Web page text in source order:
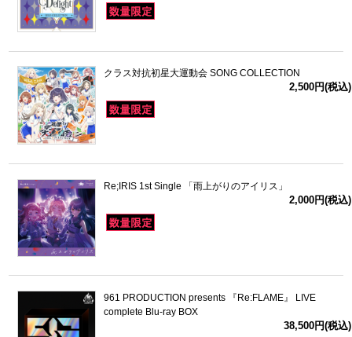
クラス対抗初星大運動会 SONG COLLECTION
2,500円(税込)
Re;IRIS 1st Single 「雨上がりのアイリス」
2,000円(税込)
961 PRODUCTION presents 『Re:FLAME』 LIVE
complete Blu-ray BOX
38,500円(税込)